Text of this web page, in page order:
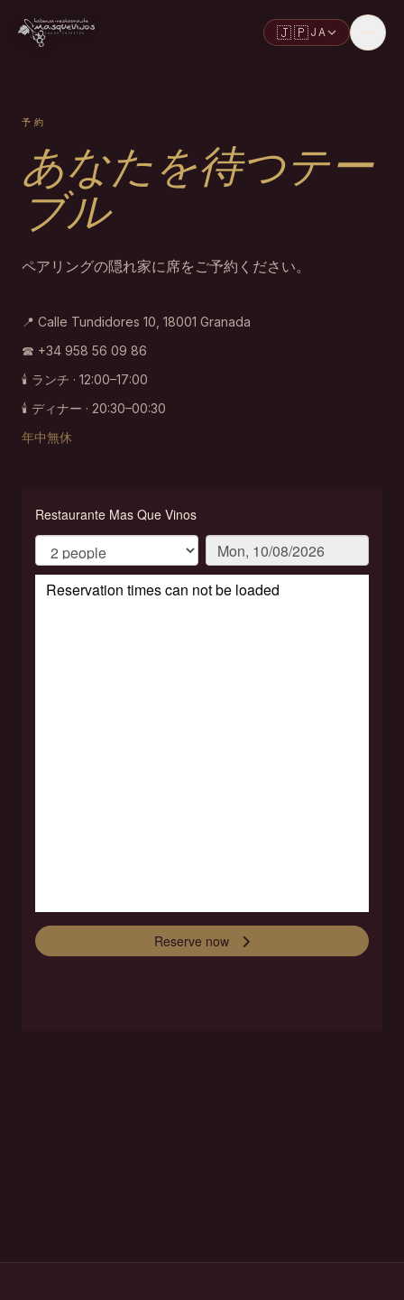
🇯🇵 JA
予約
あなたを待つテー
ブル
ペアリングの隠れ家に席をご予約ください。
📍 Calle Tundidores 10, 18001 Granada
☎ +34 958 56 09 86
🕯 ランチ · 12:00–17:00
🕯 ディナー · 20:30–00:30
年中無休